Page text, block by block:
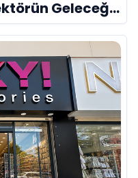
Geleceği: